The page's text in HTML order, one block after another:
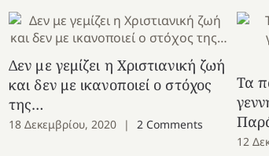
Δεν με γεμίζει η Χριστιανική ζωή
και δεν με ικανοποιεί ο στόχος
της…
18 Δεκεμβρίου, 2020 | 2 Comments
Τα
12